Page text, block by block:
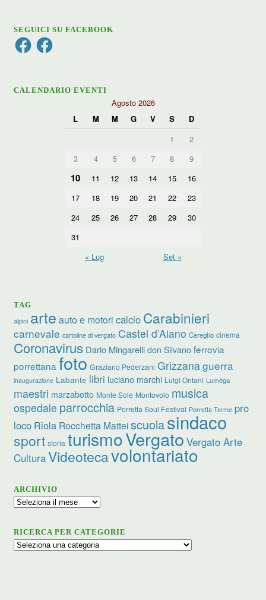
SEGUICI SU FACEBOOK
FacebookFacebook
CALENDARIO EVENTI
Agosto 2026
L
M M G V S
D
1
2
3
4 5 6 7 8 9
10 11 12 13 14 15
16
17
18 19 20 21 22
23
24
25 26 27 28 29
30
31
« Lug
Set »
TAG
alpini arte auto e motori calcio Carabinieri
carnevale cartoline di vergato Castel d’Aiano Cereglio cinema
Coronavirus Dario Mingarelli don Silvano ferrovia
porrettana foto Graziano Pederzani Grizzanaguerra
inaugurazione Labante libri luciano marchi Luigi Ontani Lumèga
maestri marzabotto Monte Sole Montovolo musica
ospedale parrocchia Porretta Soul Festival Porretta Terme pro
loco Riola Rocchetta Matteiscuolasindaco
sport storia turismoVergato Vergato Arte
CulturaVideotecavolontariato
ARCHIVIO
Archivio
RICERCA PER CATEGORIE
Ricerca